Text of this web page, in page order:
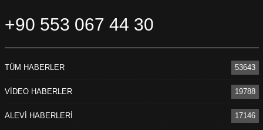
+90 553 067 44 30
TÜM HABERLER 53643
VİDEO HABERLER 19788
ALEVİ HABERLERİ 17146